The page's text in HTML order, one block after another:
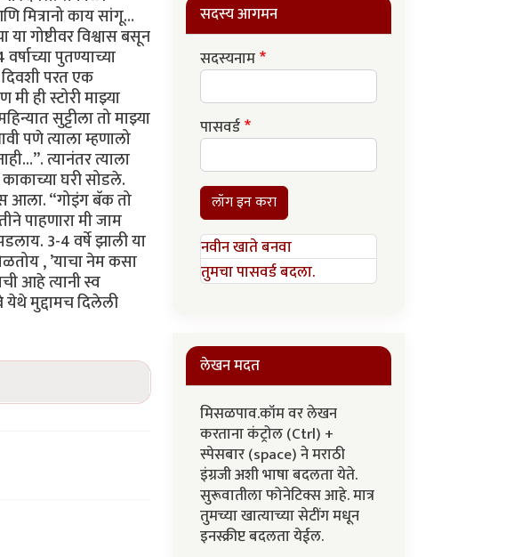
काय सांगू…
गोष्टीवर विश्वास बसून
पुतण्याच्या
परत एक
ही स्टोरी माझ्या
सुट्टीला तो माझ्या
पणे त्याला म्हणालो
त्यानंतर त्याला
घरी सोडले.
आला. “गोइंग बॅक तो
पाहणारा मी जाम
3-4 वर्षे झाली या
, ’याचा नेम कसा
आहे त्यानी स्व
येथे मुद्दामच दिलेली
सदस्य आगमन
सदस्यनाम
पासवर्ड
लॉग इन करा
नवीन खाते बनवा
तुमचा पासवर्ड बदला.
लेखन मदत
मिसळपाव.कॉम वर लेखन
करताना कंट्रोल (Ctrl) +
स्पेसबार (space) ने मराठी
इंग्रजी अशी भाषा बदलता येते.
सुरूवातीला फोनेटिक्स आहे. मात्र
तुमच्या खात्याच्या सेटींग मधून
इनस्क्रीप्ट बदलता येईल.